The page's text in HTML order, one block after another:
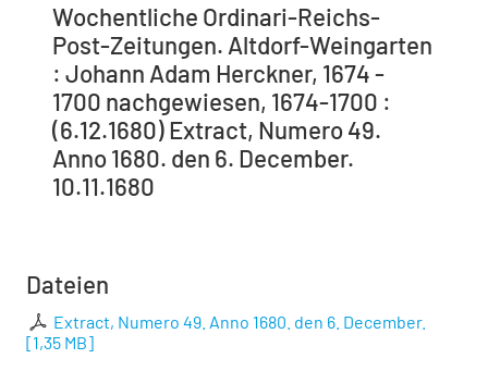
Wochentliche Ordinari-Reichs-
Post-Zeitungen. Altdorf-Weingarten
: Johann Adam Herckner, 1674 -
1700 nachgewiesen, 1674-1700 :
(6.12.1680) Extract, Numero 49.
Anno 1680. den 6. December.
10.11.1680
Dateien
Extract, Numero 49. Anno 1680. den 6. December.
[1,35 MB]